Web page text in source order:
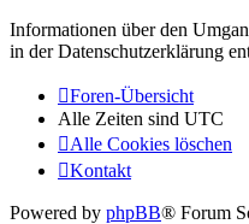
Informationen über den
in der Datenschutzerklärung
Foren-Übersicht
Alle Zeiten sind UTC
Alle Cookies löschen
Kontakt
Powered by phpBB® Forum